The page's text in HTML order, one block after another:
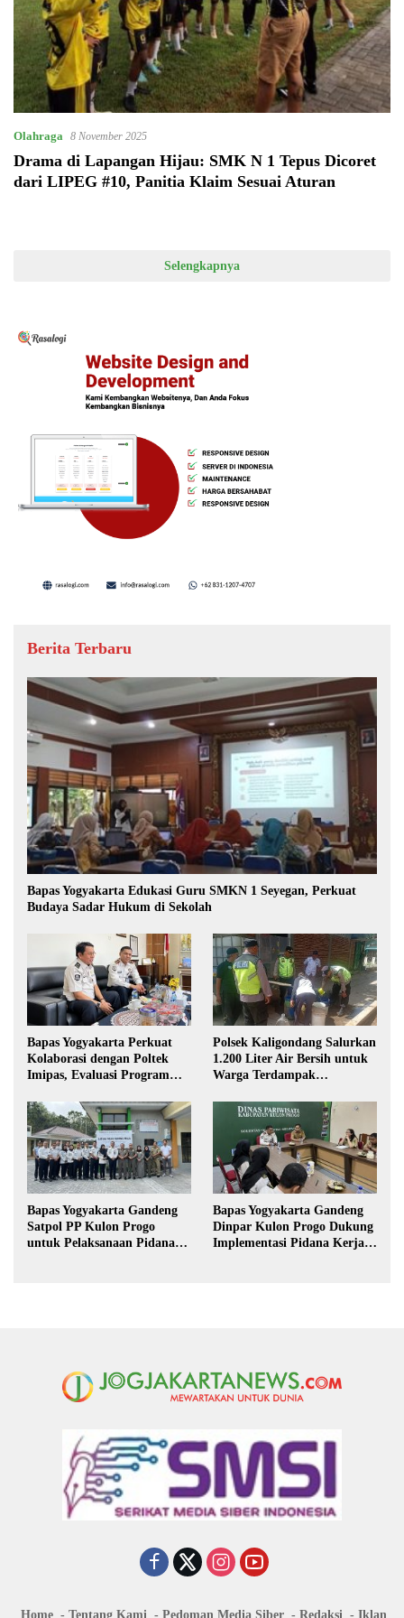
Olahraga 8 November 2025
Drama di Lapangan Hijau: SMK N 1 Tepus Dicoret
dari LIPEG #10, Panitia Klaim Sesuai Aturan
Selengkapnya
Berita Terbaru
Bapas Yogyakarta Edukasi Guru SMKN 1 Seyegan, Perkuat
Budaya Sadar Hukum di Sekolah
Bapas Yogyakarta Perkuat
Kolaborasi dengan Poltek
Imipas, Evaluasi Program
Polsek Kaligondang Salurkan
1.200 Liter Air Bersih untuk
Warga Terdampak
Bapas Yogyakarta Gandeng
Satpol PP Kulon Progo
untuk Pelaksanaan Pidana
Bapas Yogyakarta Gandeng
Dinpar Kulon Progo Dukung
Implementasi Pidana Kerja
Home Tentang Kami Pedoman Media Siber Redaksi Iklan